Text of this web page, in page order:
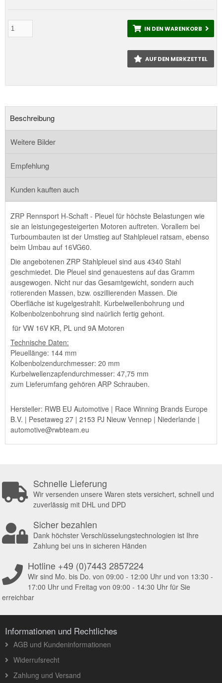
IN DEN WARENKORB
AUF DEN MERKZETTEL
Beschreibung
Weitere Bilder
Empfehlung
Kunden kauften auch
ZRP Rennsport H-Schaft - Pleuel für höchste Belastungen wie
sie an leistungegesteigerten Motoren auftreten. Vorallem bei
Turboumbauten ist der Umstieg auf Stahlpleuel ratsam, ebenso
beim Umbau auf 16VG60.
Die angebotenen ZRP Stahlpleuel sind aus 4340 Stahl
geschmiedet. Die Pleuel sind genauestens auf das Gramm
ausgewogen. Nicht nur das Gesamtgewicht, sondern auch
rotierenden Massen, bzw. oszillierenden Massen. Die
Oberfläche ist kugelgestrahlt. Kurbelwellenbohrung und
Kolbenbolzenbohrung sind naürlich fertig gehont.
für VW 16V KR, PL und 9A Motoren
Technische Daten:
Pleuellänge: 144 mm
Kolbenbolzendurchmesser: 20 mm
Kurbelwellenzapfendurchmesser: 47,75 mm
zum Lieferumfang gehören ARP Schrauben.
Hersteller: RWB EU Automotive | Race Winning Brands Europe
B.V. | Pesetaweg 27 | 2153 PJ Nieuw Vennep | Niederlande |
automotive@rwbteam.eu
Schnelle Lieferung
Wir versenden unsere Waren stets versichert, schnell und
zuverlässig mit DHL und DPD
Sicher bezahlen
Dank höchster Verschlüsselungstechnologien ist Ihre
Zahlung bei uns in sicheren Händen
Hotline +49 (0)7443 2857224
Wir sind Mo. bis Do. von 09:00 - 12:00 Uhr und von 13:30 -
17:00 Uhr und Freitag von 09:00 - 14:30 Uhr für Sie
erreichbar
Informationen und Rechtliches
AGB und Kundeninformationen
Widerrufsrecht
Zahlung und Versand